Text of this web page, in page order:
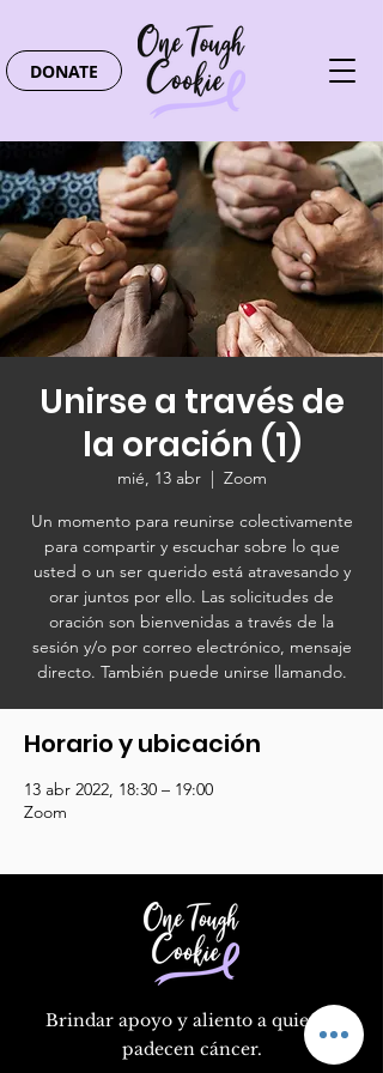
DONATE
Unirse a través de
la oración (1)
mié, 13 abr
  |
Zoom
Un momento para reunirse colectivamente
para compartir y escuchar sobre lo que
usted o un ser querido está atravesando y
orar juntos por ello. Las solicitudes de
oración son bienvenidas a través de la
sesión y/o por correo electrónico, mensaje
directo. También puede unirse llamando.
Horario y ubicación
13 abr 2022, 18:30 – 19:00
Zoom
Brindar apoyo y aliento a quienes
padecen cáncer.